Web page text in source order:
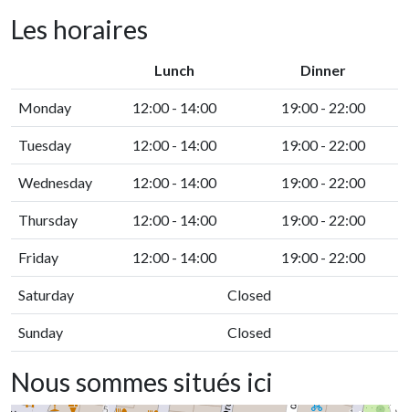
Les horaires
Lunch Dinner
Monday 12:00 - 14:00 19:00 - 22:00
Tuesday 12:00 - 14:00 19:00 - 22:00
Wednesday 12:00 - 14:00 19:00 - 22:00
Thursday 12:00 - 14:00 19:00 - 22:00
Friday 12:00 - 14:00 19:00 - 22:00
Saturday Closed
Sunday Closed
Nous sommes situés ici